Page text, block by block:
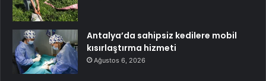
Antalya’da sahipsiz kedilere mobil
kısırlaştırma hizmeti
Ağustos 6, 2026